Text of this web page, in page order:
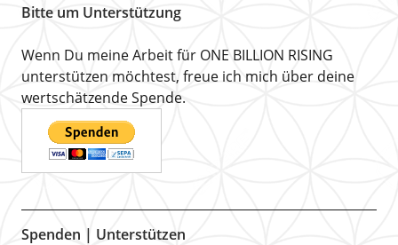
Bitte um Unterstützung
Wenn Du meine Arbeit für ONE BILLION RISING
unterstützen möchtest, freue ich mich über deine
wertschätzende Spende.
Spenden | Unterstützen